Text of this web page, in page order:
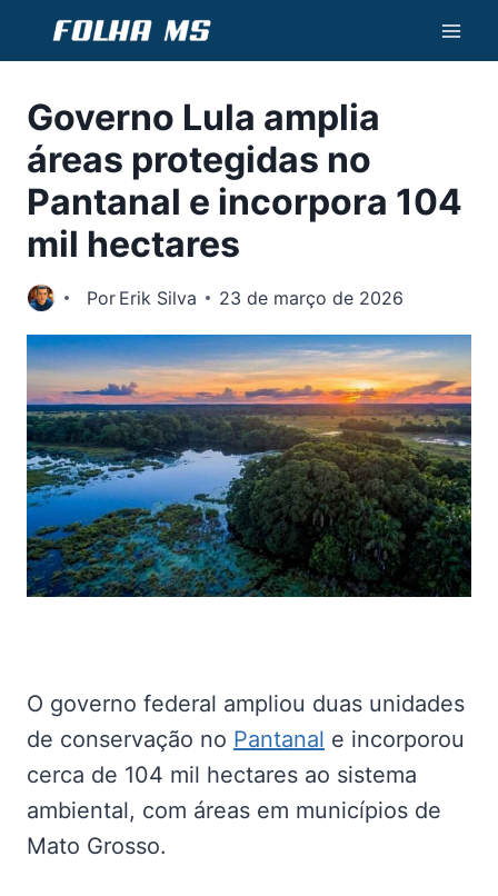
Conteúdo
Governo Lula amplia
áreas protegidas no
Pantanal e incorpora 104
mil hectares
Por Erik Silva 23 de março de 2026
O governo federal ampliou duas unidades
de conservação no Pantanal e incorporou
cerca de 104 mil hectares ao sistema
ambiental, com áreas em municípios de
Mato Grosso.